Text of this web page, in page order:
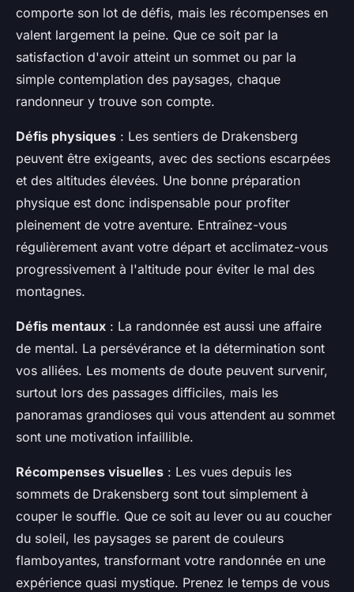
comporte son lot de défis, mais les récompenses en
valent largement la peine. Que ce soit par la
satisfaction d'avoir atteint un sommet ou par la
simple contemplation des paysages, chaque
randonneur y trouve son compte.
Défis physiques : Les sentiers de Drakensberg
peuvent être exigeants, avec des sections escarpées
et des altitudes élevées. Une bonne préparation
physique est donc indispensable pour profiter
pleinement de votre aventure. Entraînez-vous
régulièrement avant votre départ et acclimatez-vous
progressivement à l'altitude pour éviter le mal des
montagnes.
Défis mentaux : La randonnée est aussi une affaire
de mental. La persévérance et la détermination sont
vos alliées. Les moments de doute peuvent survenir,
surtout lors des passages difficiles, mais les
panoramas grandioses qui vous attendent au sommet
sont une motivation infaillible.
Récompenses visuelles : Les vues depuis les
sommets de Drakensberg sont tout simplement à
couper le souffle. Que ce soit au lever ou au coucher
du soleil, les paysages se parent de couleurs
flamboyantes, transformant votre randonnée en une
expérience quasi mystique. Prenez le temps de vous